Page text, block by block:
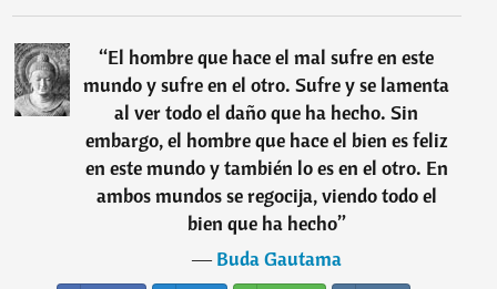
“El hombre que hace el mal sufre en este
mundo y sufre en el otro. Sufre y se lamenta
al ver todo el daño que ha hecho. Sin
embargo, el hombre que hace el bien es feliz
en este mundo y también lo es en el otro. En
ambos mundos se regocija, viendo todo el
bien que ha hecho”
―Buda Gautama